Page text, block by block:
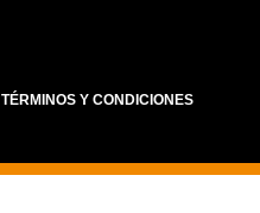
TÉRMINOS Y CONDICIONES